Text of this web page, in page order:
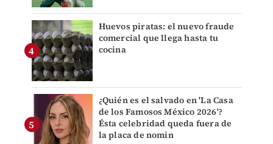
Huevos piratas: el nuevo fraude
comercial que llega hasta tu
cocina
¿Quién es el salvado en 'La Casa
de los Famosos México 2026'?
Ésta celebridad queda fuera de
la placa de nomin